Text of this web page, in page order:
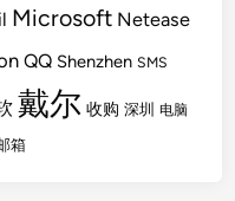
Microsoft Netease
QQ Shenzhen SMS
戴尔 收购 深圳 电脑
箱